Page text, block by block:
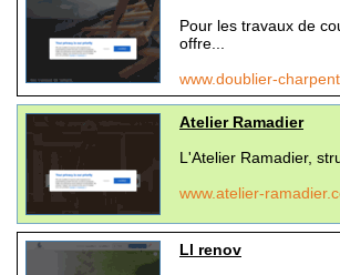
Pour les travaux de
offre...
www.doublier-
Atelier Ramadier
L'Atelier Ramadier,
www.atelier-
Ll renov